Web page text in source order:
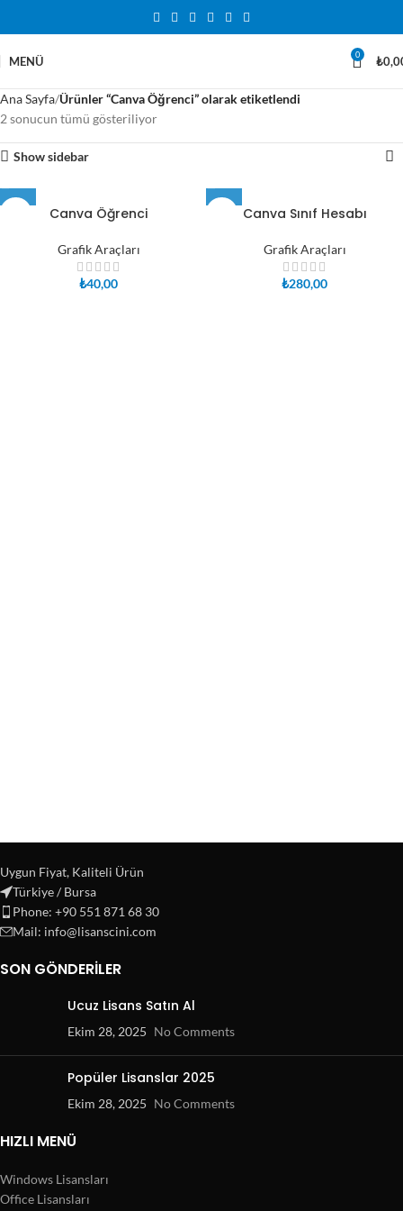
MENÜ 0 ₺
Ana Sayfa Ürünler “Canva Öğrenci” olarak etiketlendi
2 sonucun tümü gösteriliyor
Show sidebar
Canva Öğrenci
Grafik Araçları
₺40,00
Canva Sınıf Hesabı
Grafik Araçları
₺280,00
Uygun Fiyat, Kaliteli Ürün
Türkiye / Bursa
Phone: +90 551 871 68 30
Mail: info@lisanscini.com
SON GÖNDERILER
Ucuz Lisans Satın Al
Ekim 28, 2025 No Comments
Popüler Lisanslar 2025
Ekim 28, 2025 No Comments
HIZLI MENÜ
Windows Lisansları
Office Lisansları